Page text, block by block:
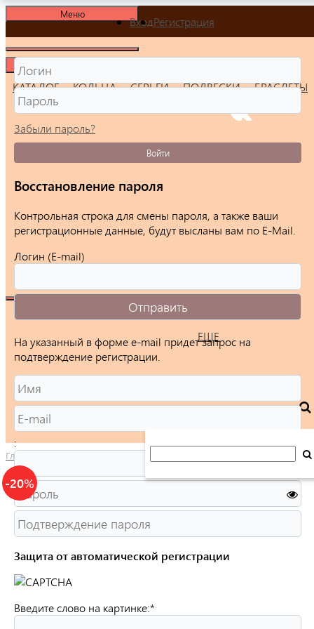
Меню
КАТАЛОГ КОЛЬЦА СЕРЬГИ ПОДВЕСКИ БРАСЛЕТЫ
ЕЩЕ
Главная /
-20%
ВходРегистрация
Забыли пароль?
Войти
Восстановление пароля
Контрольная строка для смены пароля, а также ваши
регистрационные данные, будут высланы вам по E-Mail.
Логин (E-mail)
На указанный в форме e-mail придет запрос на
подтверждение регистрации.
:
Защита от автоматической регистрации
Введите слово на картинке:*